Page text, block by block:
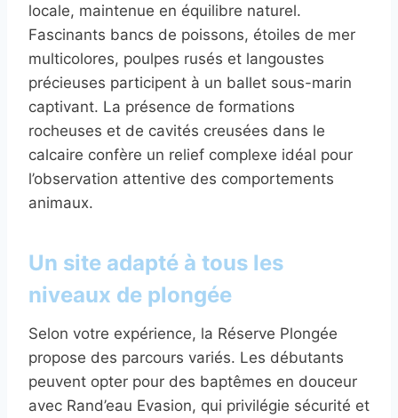
locale, maintenue en équilibre naturel.
Fascinants bancs de poissons, étoiles de mer
multicolores, poulpes rusés et langoustes
précieuses participent à un ballet sous-marin
captivant. La présence de formations
rocheuses et de cavités creusées dans le
calcaire confère un relief complexe idéal pour
l’observation attentive des comportements
animaux.
Un site adapté à tous les
niveaux de plongée
Selon votre expérience, la Réserve Plongée
propose des parcours variés. Les débutants
peuvent opter pour des baptêmes en douceur
avec Rand’eau Evasion, qui privilégie sécurité et